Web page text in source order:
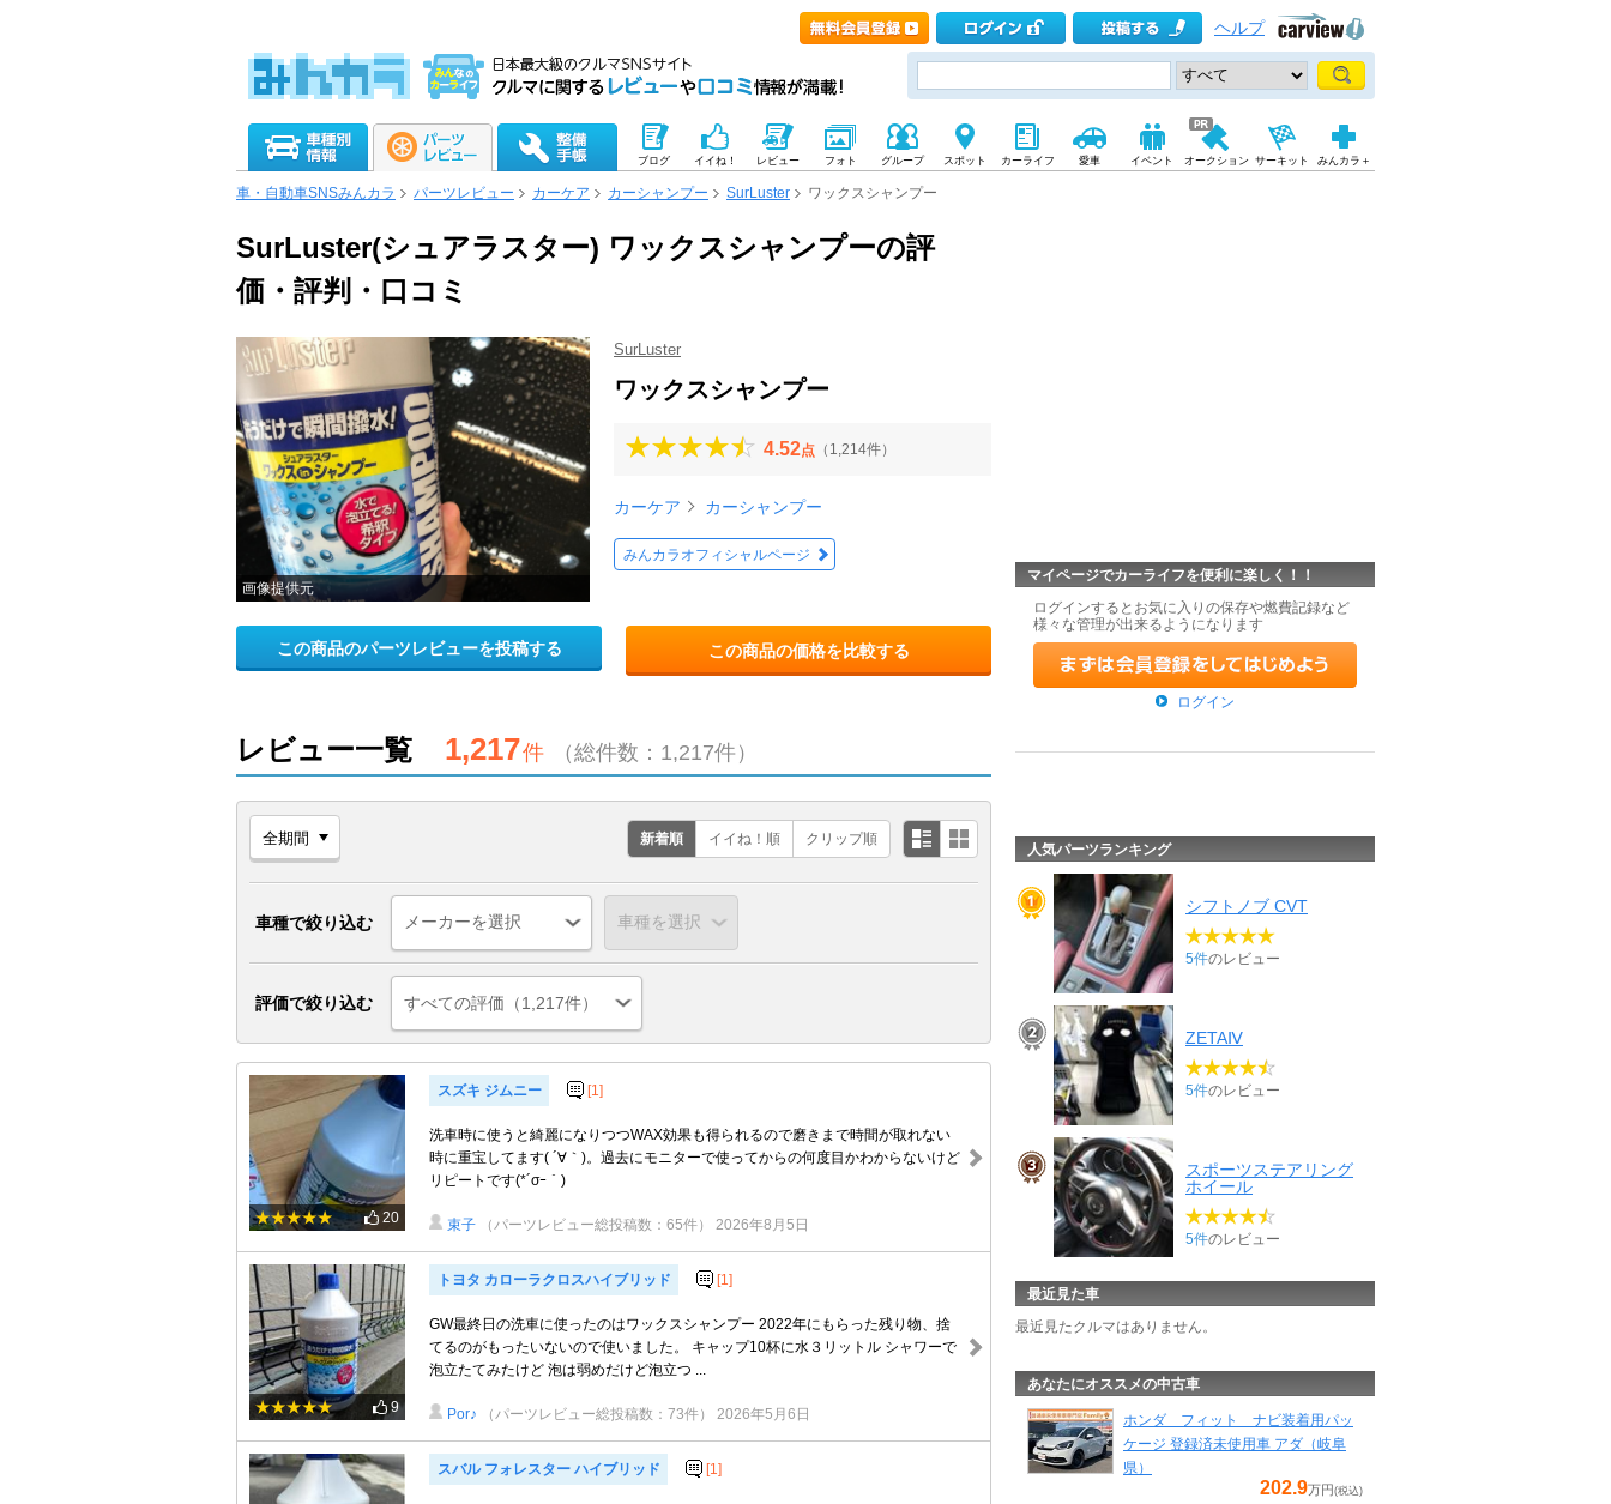
ヘルプ
ブログ イイね！ レビュー フォト グループ スポット カーライフ 愛車 イベント オークション サーキット みんカラ＋
車・自動車SNSみんカラ パーツレビュー カーケア カーシャンプー SurLuster ワックスシャンプー
SurLuster(シュアラスター) ワックスシャンプーの評
価・評判・口コミ
画像提供元
SurLuster
ワックスシャンプー
4.52点 （1,214件）
カーケア カーシャンプー
みんカラオフィシャルページ
この商品のパーツレビューを投稿する この商品の価格を比較する
レビュー一覧 1,217件 （総件数：1,217件）
新着順 イイね！順 クリップ順
車種で絞り込む
評価で絞り込む すべての評価（1,217件）
20
スズキ ジムニー [1]
洗車時に使うと綺麗になりつつWAX効果も得られるので磨きまで時間が取れない
時に重宝してます( ´∀｀)。過去にモニターで使ってからの何度目かわからないけど
リピートです(*´σｰ｀)
束子 （パーツレビュー総投稿数：65件） 2026年8月5日
9
トヨタ カローラクロスハイブリッド [1]
GW最終日の洗車に使ったのはワックスシャンプー 2022年にもらった残り物、捨
てるのがもったいないので使いました。 キャップ10杯に水３リットル シャワーで
泡立たてみたけど 泡は弱めだけど泡立つ ...
Por♪ （パーツレビュー総投稿数：73件） 2026年5月6日
スバル フォレスター ハイブリッド [1]
マイページでカーライフを便利に楽しく！！
ログインするとお気に入りの保存や燃費記録など
様々な管理が出来るようになります
ログイン
人気パーツランキング
シフトノブ CVT
5件のレビュー
ZETAⅣ
5件のレビュー
スポーツステアリング
ホイール
5件のレビュー
最近見た車
最近見たクルマはありません。
あなたにオススメの中古車
ホンダ フィット ナビ装着用パッ
ケージ 登録済未使用車 アダ（岐阜
県）
202.9万円(税込)